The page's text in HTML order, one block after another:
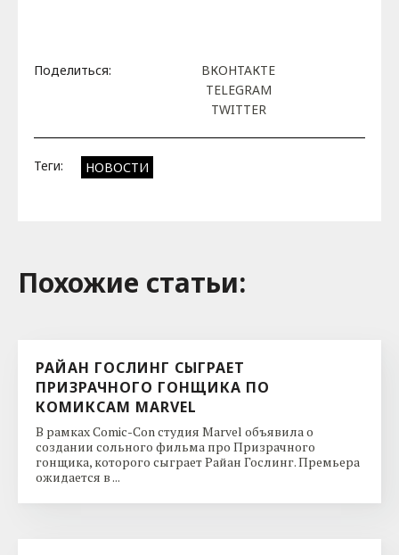
Поделиться:
ВКОНТАКТЕ
TELEGRAM
TWITTER
Теги: НОВОСТИ
Похожие cтатьи:
РАЙАН ГОСЛИНГ СЫГРАЕТ
ПРИЗРАЧНОГО ГОНЩИКА ПО
КОМИКСАМ MARVEL
В рамках Comic-Con студия Marvel объявила о
создании сольного фильма про Призрачного
гонщика, которого сыграет Райан Гослинг. Премьера
ожидается в ...